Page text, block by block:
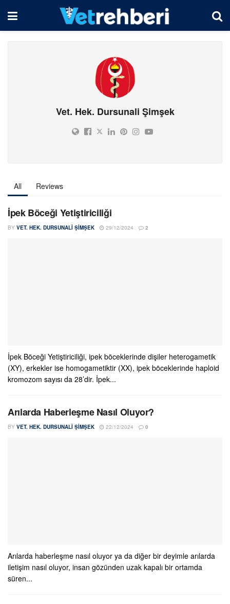
Vet. Hek. Dursunali Şimşek
All Reviews
İpek Böceği Yetiştiriciliği
BY VET. HEK. DURSUNALI ŞIMŞEK 29/12/2024 2
İpek Böceği Yetiştiriciliği, ipek böceklerinde dişiler heterogametik
(XY), erkekler ise homogametiktir (XX), ipek böceklerinde haploid
kromozom sayısı da 28’dir. İpek...
Arılarda Haberleşme Nasıl Oluyor?
BY VET. HEK. DURSUNALI ŞIMŞEK 22/12/2024 0
Arılarda haberleşme nasıl oluyor ya da diğer bir deyimle arılarda
iletişim nasıl oluyor, insan gözünden uzak kapalı bir ortamda
süren...